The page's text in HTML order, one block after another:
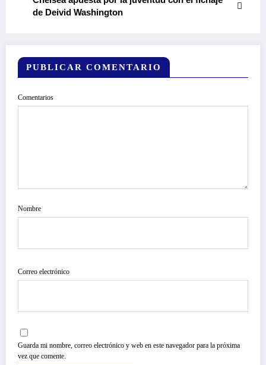
de Deivid Washington
PUBLICAR COMENTARIO
Comentarios
Nombre
Correo electrónico
Guarda mi nombre, correo electrónico y web en este navegador para la próxima
vez que comente.